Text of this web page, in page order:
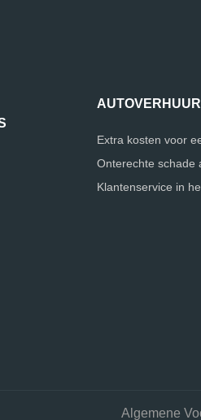
Extra kosten voor
Onterechte schade
Klantenservice in
Algemene